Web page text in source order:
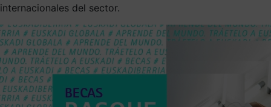
internacionales del sector.